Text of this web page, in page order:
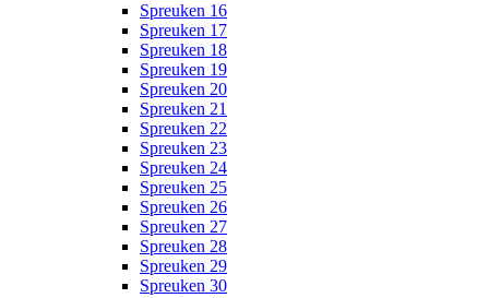
Spreuken 16
Spreuken 17
Spreuken 18
Spreuken 19
Spreuken 20
Spreuken 21
Spreuken 22
Spreuken 23
Spreuken 24
Spreuken 25
Spreuken 26
Spreuken 27
Spreuken 28
Spreuken 29
Spreuken 30